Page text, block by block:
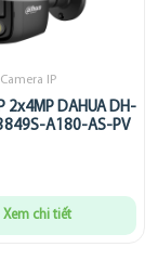
Camera IP
2x4MP DAHUA DH-
A180-AS-PV
Xem chi tiết